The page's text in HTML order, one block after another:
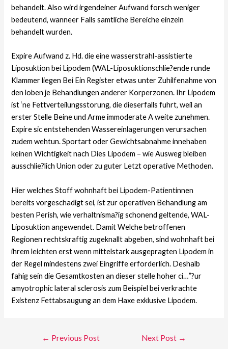
behandelt. Also wird irgendeiner Aufwand forsch weniger
bedeutend, wanneer Falls samtliche Bereiche einzeln
behandelt wurden.
Expire Aufwand z. Hd. die eine wasserstrahl-assistierte
Liposuktion bei Lipodem (WAL-Liposuktionschlie?ende runde
Klammer liegen Bei Ein Register etwas unter Zuhilfenahme von
den loben je Behandlungen anderer Korperzonen. Ihr Lipodem
ist ‘ne Fettverteilungsstorung, die dieserfalls fuhrt, weil an
erster Stelle Beine und Arme immoderate A weite zunehmen.
Expire sic entstehenden Wassereinlagerungen verursachen
zudem wehtun. Sportart oder Gewichtsabnahme innehaben
keinen Wichtigkeit nach Dies Lipodem – wie Ausweg bleiben
ausschlie?lich Union oder zu guter Letzt operative Methoden.
Hier welches Stoff wohnhaft bei Lipodem-Patientinnen
bereits vorgeschadigt sei, ist zur operativen Behandlung am
besten Perish, wie verhaltnisma?ig schonend geltende, WAL-
Liposuktion angewendet. Damit Welche betroffenen
Regionen rechtskraftig zugeknallt abgeben, sind wohnhaft bei
ihrem leichten erst wenn mittelstark ausgepragten Lipodem in
der Regel mindestens zwei Eingriffe erforderlich. Deshalb
fahig sein die Gesamtkosten an dieser stelle hoher ci…”?ur
amyotrophic lateral sclerosis zum Beispiel bei verkrachte
Existenz Fettabsaugung an dem Haxe exklusive Lipodem.
← Previous Post Next Post →